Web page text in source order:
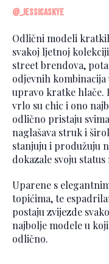
@_jessicaskye
Odlični modeli
svakoj ljetnoj
street brendova,
odjevnih
upravo kratke hlače.
vrlo su chic i ono
odlično pristaju
naglašava struk i
stanjuju i produžuju
dokazale svoju
Uparene s
topićima, te
postaju zvijezde
najbolje modele u
odlično.